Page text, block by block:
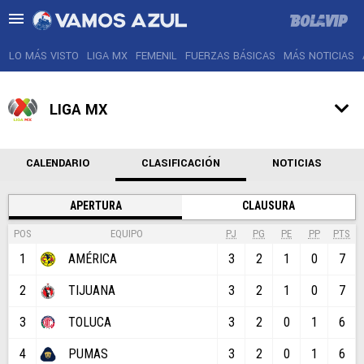
LIGA MX
FUERZAS BÁSICAS
MÁS NOTICIAS
AGENDA
LO MÁS VISTO LIGA MX FEMENIL FUERZAS BÁSICAS MÁS NOTICIAS
LIGA MX
CALENDARIO CLASIFICACIÓN NOTICIAS
APERTURA CLAUSURA
POS EQUIPO PJ PG PE PP PTS
1 AMÉRICA 3 2 1 0 7
2 TIJUANA 3 2 1 0 7
3 TOLUCA 3 2 0 1 6
4 PUMAS 3 2 0 1 6